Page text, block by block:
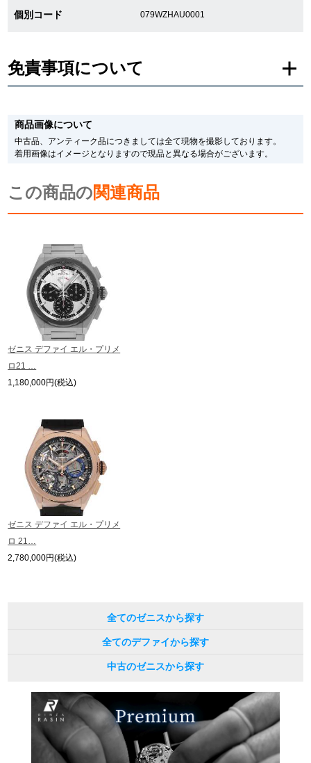
大阪心斎橋店
WEBマガジン 買取ブログ
SNS・動画
For Overseas Customers
English
繁體中文
ภาษาไทย
商品画像について
中古品、アンティーク品につきましては全て現物を撮影しております。
着用画像はイメージとなりますので現品と異なる場合がございます。
この商品の関連商品
ゼニス デファイ エル・プリメ
ロ21 …
1,180,000円(税込)
ゼニス デファイ エル・プリメ
ロ 21…
2,780,000円(税込)
全てのゼニスから探す
全てのデファイから探す
中古のゼニスから探す
個別コード 079WZHAU0001
免責事項について
メーカー保護シールの有無に個体差がございますのでご了承下さいませ。
また、メーカーにてマイナーチェンジがなされる場合がございますが、在庫品
の仕様で販売させていただきますので予めご了承の程お願いいたします。
尚、中古品、アンティーク品につきましては現品を撮影しております。
ます。
の掲載を控えております。
※当店では店頭販売も行っております為、サイトでのご注文と店頭処理との時
間差で在庫切れになる場合がございます。
予めご了承くださいませ。
また、ご来店にてご購入を希望される場合にも、事前に在庫の確認をお電話か
メールにてお問い合わせいただけますようお願いいたします。
※アンティーク品やユーズド品の場合、外装および内部機械に代替部品を使用
している場合がございます。
※表示の定価は、入荷時の価格となっております。
現在の定価と異なる場合がございますのでご了承くださいませ。